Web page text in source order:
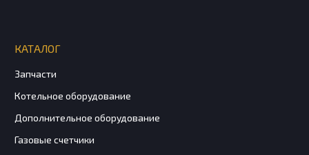
КАТАЛОГ
Запчасти
Котельное оборудование
Дополнительное оборудование
Газовые счетчики